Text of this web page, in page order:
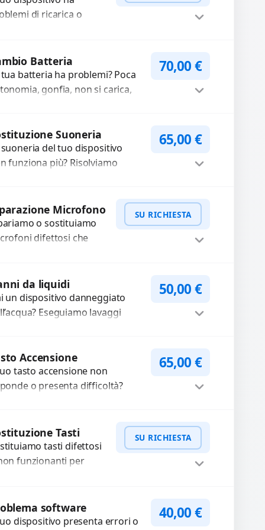
di ricarica o
di ricarica
rotti, allentati,
Preventivo
Batteria
tua batteria ha problemi? Poca
gonfia, non si carica,
70,00€
Suoneria
suoneria del tuo dispositivo
funziona più? Risolviamo
65,00€
Microfono
o sostituiamo
difettosi che
chiamate. Diagnosi
e ricambi di...
SU RICHIESTA
Preventivo
da liquidi
un dispositivo danneggiato
Eseguiamo lavaggi
e recuperare...
50,00€
Accensione
tasto accensione non
o presenta difficoltà?
utilizzando
di...
65,00€
Tasti
tasti difettosi
funzionanti per
di alta qualità
per...
SU RICHIESTA
Preventivosoftware
dispositivo presenta errori o
40,00€